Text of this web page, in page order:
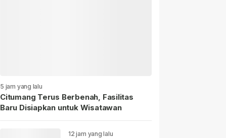
5 jam yang lalu
Citumang Terus Berbenah, Fasilitas
Baru Disiapkan untuk Wisatawan
12 jam yang lalu